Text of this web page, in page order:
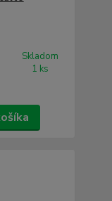
Skladom
1 ks